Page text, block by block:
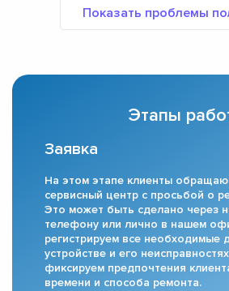
Этапы
Заявка
На этом этапе клиенты
сервисный центр с просьбой о
Это может быть сделано через
телефону или лично в нашем
регистрируем все необходимые
устройстве и его
фиксируем предпочтения
времени и способа ремонта.